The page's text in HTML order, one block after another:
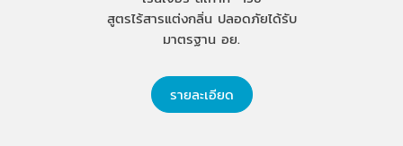
สูตรไร้สารแต่งกลิ่น ปลอดภัยได้รับ
มาตรฐาน อย.
รายละเอียด